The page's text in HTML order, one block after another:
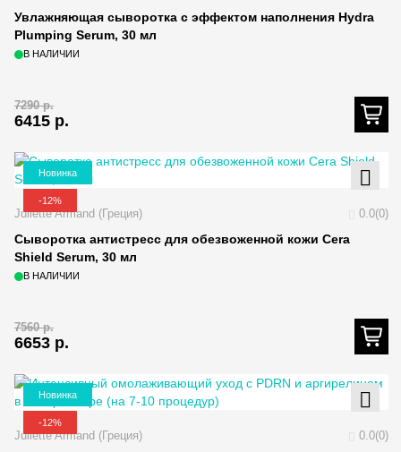
Увлажняющая сыворотка с эффектом наполнения Hydra
Plumping Serum, 30 мл
В НАЛИЧИИ
6415 р.
7290 р.
Новинка
-12%
Juliette Armand (Греция) 0.0(0)
Сыворотка антистресс для обезвоженной кожи Cera
Shield Serum, 30 мл
В НАЛИЧИИ
6653 р.
7560 р.
Новинка
-12%
Juliette Armand (Греция) 0.0(0)